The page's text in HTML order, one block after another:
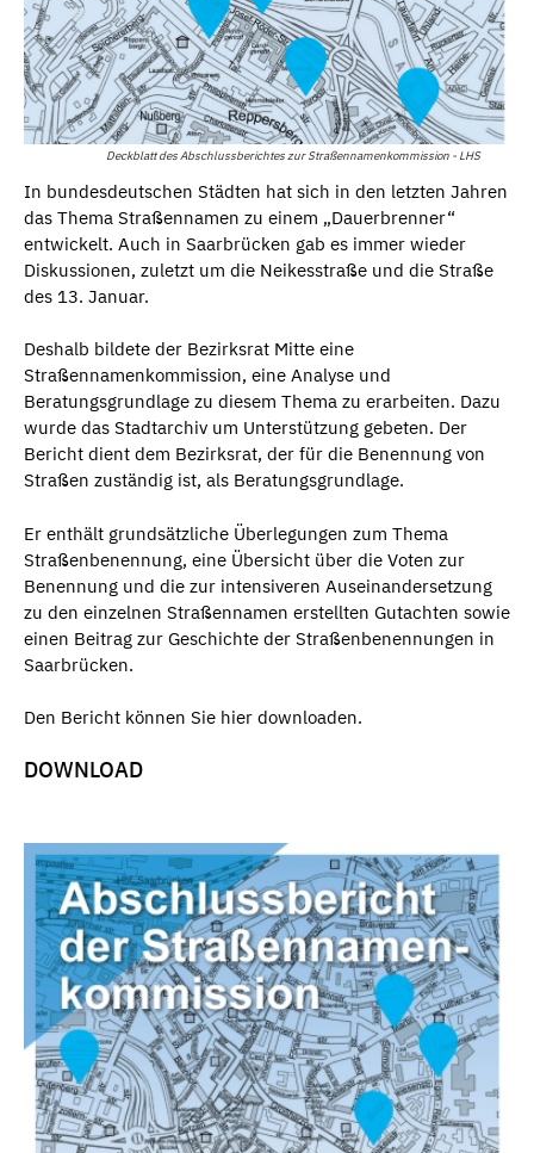
Deckblatt des Abschlussberichtes zur Straßennamenkommission - LHS
In bundesdeutschen Städten hat sich in den letzten Jahren
das Thema Straßennamen zu einem „Dauerbrenner“
entwickelt. Auch in Saarbrücken gab es immer wieder
Diskussionen, zuletzt um die Neikesstraße und die Straße
des 13. Januar.
Deshalb bildete der Bezirksrat Mitte eine
Straßennamenkommission, eine Analyse und
Beratungsgrundlage zu diesem Thema zu erarbeiten. Dazu
wurde das Stadtarchiv um Unterstützung gebeten. Der
Bericht dient dem Bezirksrat, der für die Benennung von
Straßen zuständig ist, als Beratungsgrundlage.
Er enthält grundsätzliche Überlegungen zum Thema
Straßenbenennung, eine Übersicht über die Voten zur
Benennung und die zur intensiveren Auseinandersetzung
zu den einzelnen Straßennamen erstellten Gutachten sowie
einen Beitrag zur Geschichte der Straßenbenennungen in
Saarbrücken.
Den Bericht können Sie hier downloaden.
DOWNLOAD